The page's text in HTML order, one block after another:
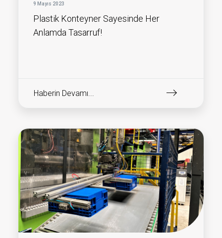
9 Mayıs 2023
Plastik Konteyner Sayesinde Her
Anlamda Tasarruf!
Haberin Devamı...